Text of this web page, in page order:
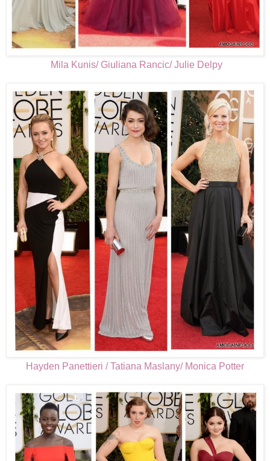
Mila Kunis/ Giuliana Rancic/ Julie Delpy
Hayden Panettieri / Tatiana Maslany/ Monica Potter